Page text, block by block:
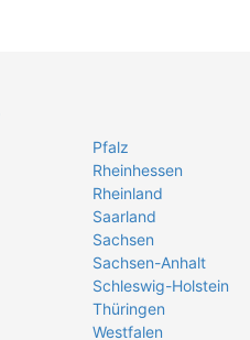
Pfalz
Rheinhessen
Rheinland
Saarland
Sachsen
Sachsen-Anhalt
Schleswig-Holstein
Thüringen
Westfalen